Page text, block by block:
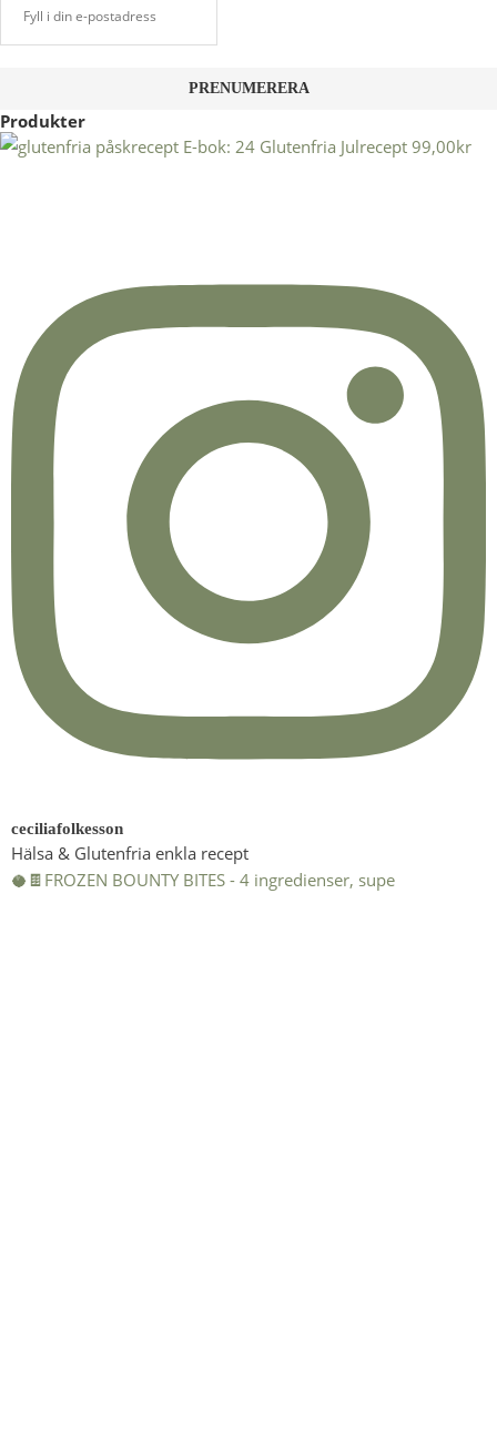
Produkter
E-bok: 24 Glutenfria Julrecept 99,00kr
ceciliafolkesson
Hälsa & Glutenfria enkla recept
🥥🍫FROZEN BOUNTY BITES - 4 ingredienser, supe